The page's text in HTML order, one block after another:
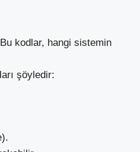
kodlar, hangi sistemin
şöyledir: